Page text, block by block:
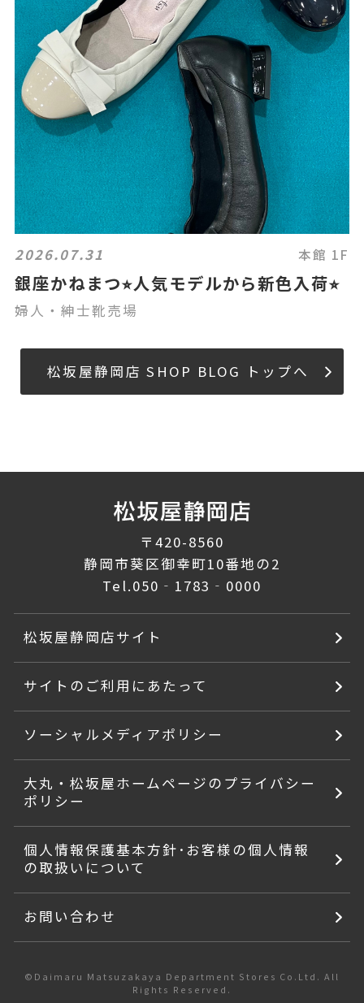
2026.07.31 本館 1F
銀座かねまつ⭐︎人気モデルから新色入荷⭐︎
婦人・紳士靴売場
松坂屋静岡店 SHOP BLOG トップへ
〒420-8560
静岡市葵区御幸町10番地の2
Tel.050‐1783‐0000
松坂屋静岡店サイト
サイトのご利用にあたって
ソーシャルメディアポリシー
大丸・松坂屋ホームページのプライバシー
ポリシー
個人情報保護基本方針･お客様の個人情報
の取扱いについて
お問い合わせ
©Daimaru Matsuzakaya Department Stores Co.Ltd. All
Rights Reserved.